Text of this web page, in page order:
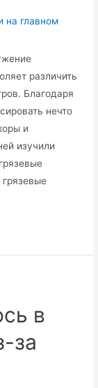
на главном
различить
Благодаря
нечто
и
изучили
в
за